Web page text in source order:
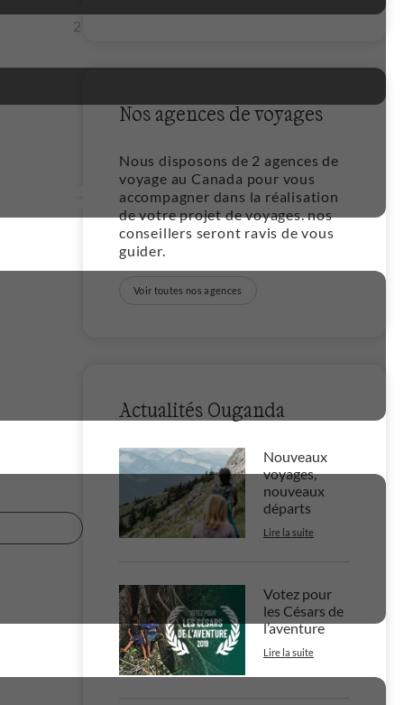
2
Nos agences de voyages
Nous disposons de 2 agences de
voyage au Canada pour vous
accompagner dans la réalisation
de votre projet de voyages. nos
conseillers seront ravis de vous
guider.
Voir toutes nos agences
Actualités Ouganda
Nouveaux
voyages,
nouveaux
départs
Lire la suite
Votez pour
les Césars de
l’aventure
Lire la suite